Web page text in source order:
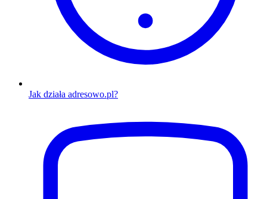
Jak działa adresowo.pl?